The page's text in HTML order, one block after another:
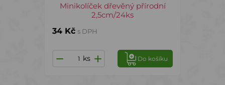
Minikolíček dřevěný přírodní
2,5cm/24ks
34 Kč s DPH
ks Do košíku